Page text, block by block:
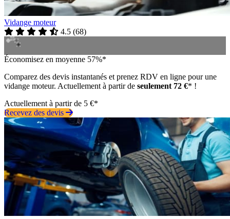
Vidange moteur
4.5 (68)
Économisez en moyenne 57%*
Comparez des devis instantanés et prenez RDV en ligne pour une
vidange moteur. Actuellement à partir de seulement 72 €* !
Actuellement à partir de 5 €*
Recevez des devis